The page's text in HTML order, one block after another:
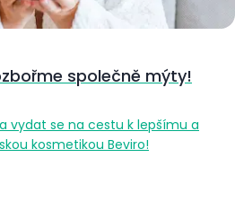
společně mýty!
vydat se na cestu k lepšímu a
kosmetikou Beviro!